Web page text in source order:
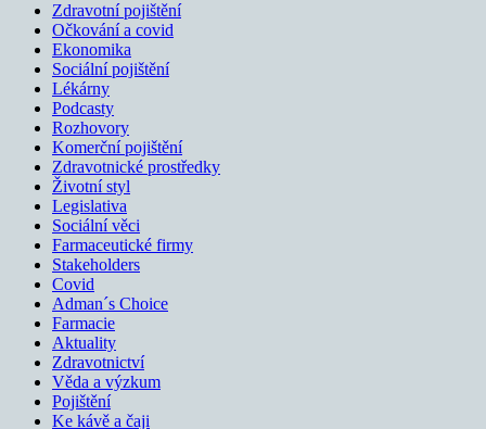
Zdravotní pojištění
Očkování a covid
Ekonomika
Sociální pojištění
Lékárny
Podcasty
Rozhovory
Komerční pojištění
Zdravotnické prostředky
Životní styl
Legislativa
Sociální věci
Farmaceutické firmy
Stakeholders
Covid
Adman´s Choice
Farmacie
Aktuality
Zdravotnictví
Věda a výzkum
Pojištění
Ke kávě a čaji